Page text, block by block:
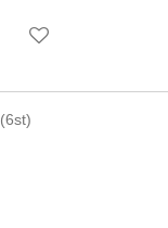
(6st)